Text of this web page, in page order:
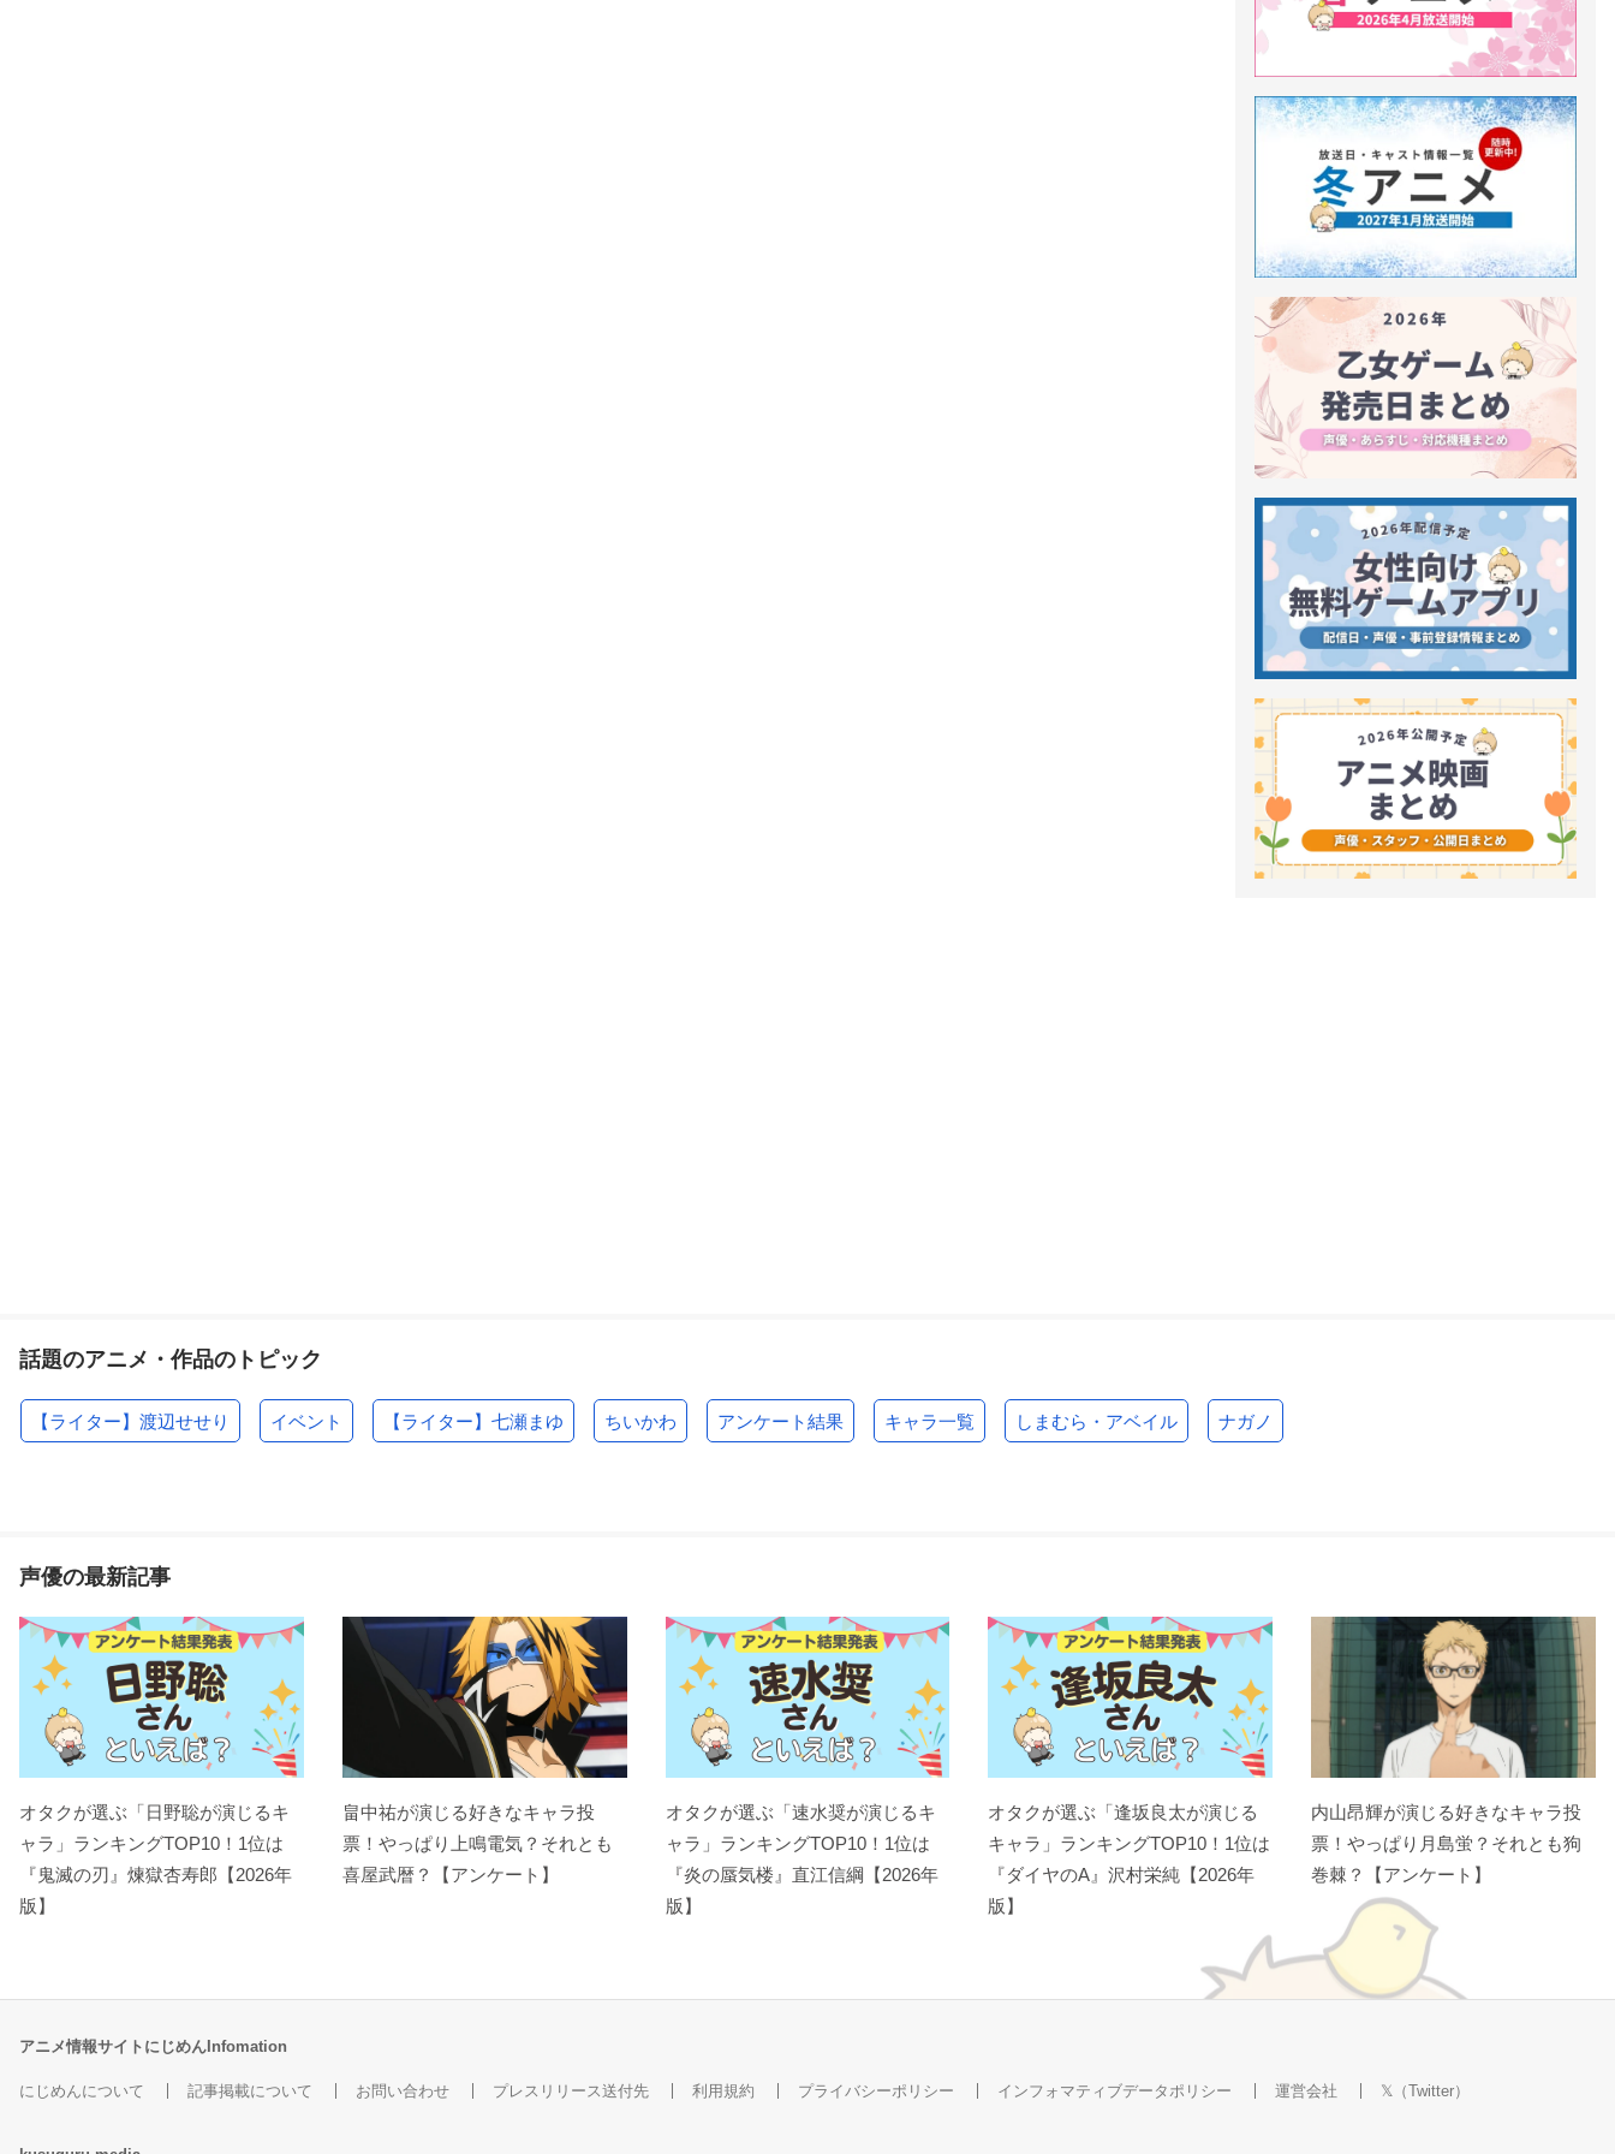
話題のアニメ・作品のトピック
【ライター】渡辺せせり イベント 【ライター】七瀬まゆ ちいかわ アンケート結果 キャラ一覧 しまむら・アベイル ナガノ
声優の最新記事
オタクが選ぶ「日野聡が演じるキ
ャラ」ランキングTOP10！1位は
『鬼滅の刃』煉󠄁獄杏寿郎【2026年
版】
畠中祐が演じる好きなキャラ投
票！やっぱり上鳴電気？それとも
喜屋武暦？【アンケート】
オタクが選ぶ「速水奨が演じるキ
ャラ」ランキングTOP10！1位は
『炎の蜃気楼』直江信綱【2026年
版】
オタクが選ぶ「逢坂良太が演じる
キャラ」ランキングTOP10！1位は
『ダイヤのA』沢村栄純【2026年
版】
内山昂輝が演じる好きなキャラ投
票！やっぱり月島蛍？それとも狗
巻棘？【アンケート】
アニメ情報サイトにじめんInfomation
にじめんについて 記事掲載について お問い合わせ プレスリリース送付先 利用規約 プライバシーポリシー インフォマティブデータポリシー 運営会社 𝕏（Twitter）